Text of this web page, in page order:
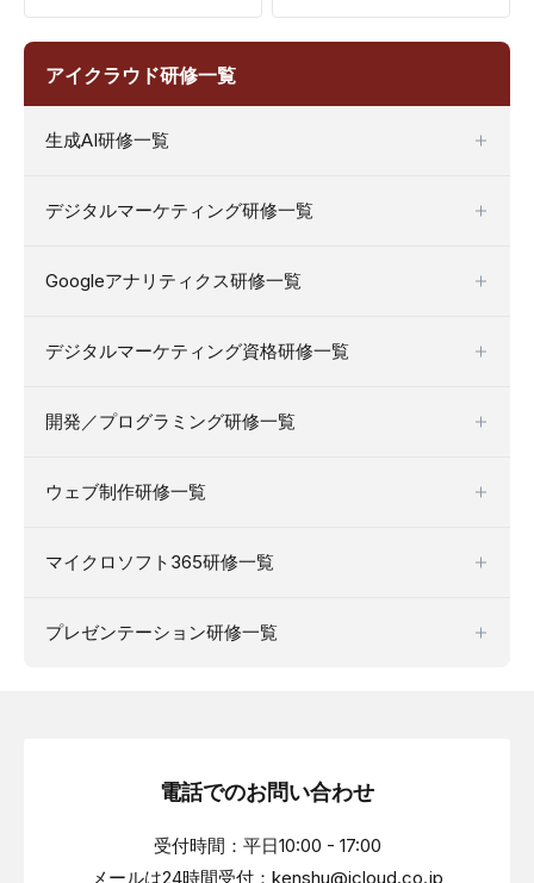
アイクラウド研修一覧
生成AI研修一覧
デジタルマーケティング研修一覧
Googleアナリティクス研修一覧
デジタルマーケティング資格研修一覧
開発／プログラミング研修一覧
ウェブ制作研修一覧
マイクロソフト365研修一覧
プレゼンテーション研修一覧
電話でのお問い合わせ
受付時間：平日10:00 - 17:00
メールは24時間受付：kenshu@icloud.co.jp